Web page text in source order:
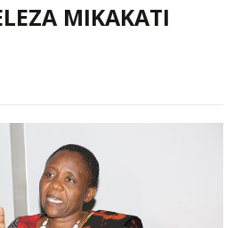
MIKAKATI